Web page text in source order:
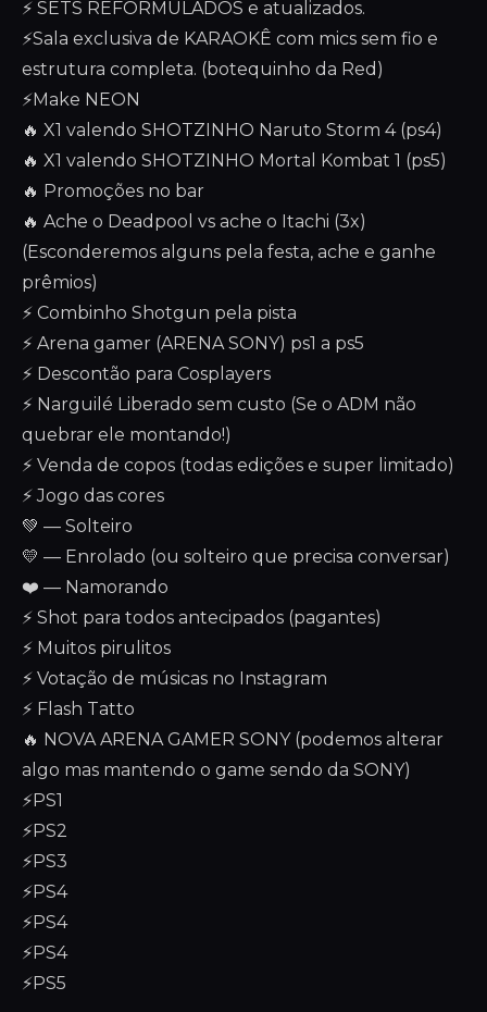
⚡ SETS REFORMULADOS e atualizados.
⚡Sala exclusiva de KARAOKÊ com mics sem fio e
estrutura completa. (botequinho da Red)
⚡Make NEON
🔥 X1 valendo SHOTZINHO Naruto Storm 4 (ps4)
🔥 X1 valendo SHOTZINHO Mortal Kombat 1 (ps5)
🔥 Promoções no bar
🔥 Ache o Deadpool vs ache o Itachi (3x)
(Esconderemos alguns pela festa, ache e ganhe
prêmios)
⚡ Combinho Shotgun pela pista
⚡ Arena gamer (ARENA SONY) ps1 a ps5
⚡ Descontão para Cosplayers
⚡ Narguilé Liberado sem custo (Se o ADM não
quebrar ele montando!)
⚡ Venda de copos (todas edições e super limitado)
⚡ Jogo das cores
💚 — Solteiro
💛 — Enrolado (ou solteiro que precisa conversar)
❤️ — Namorando
⚡ Shot para todos antecipados (pagantes)
⚡ Muitos pirulitos
⚡ Votação de músicas no Instagram
⚡ Flash Tatto
🔥 NOVA ARENA GAMER SONY (podemos alterar
algo mas mantendo o game sendo da SONY)
⚡PS1
⚡PS2
⚡PS3
⚡PS4
⚡PS4
⚡PS4
⚡PS5